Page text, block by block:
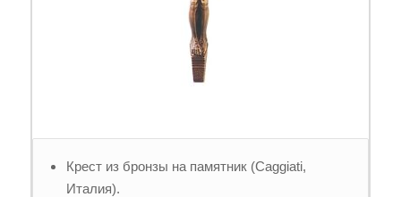
Крест из бронзы на памятник (Caggiati,
Италия).